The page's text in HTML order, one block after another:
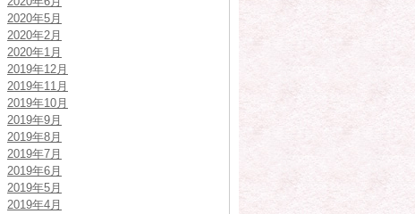
2020年5月
2020年2月
2020年1月
2019年12月
2019年11月
2019年10月
2019年9月
2019年8月
2019年7月
2019年6月
2019年5月
2019年4月